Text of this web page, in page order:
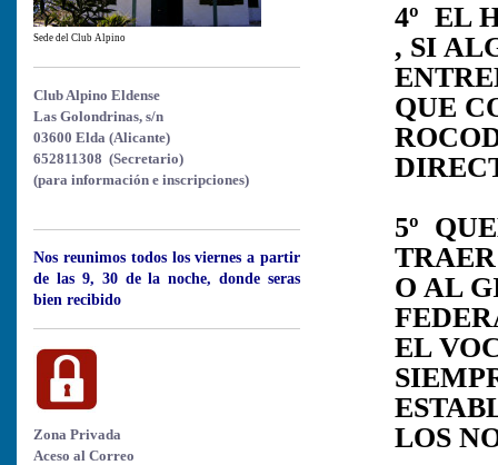
Sede del Club Alpino
Club Alpino Eldense
Las Golondrinas, s/n
03600 Elda (Alicante)
652811308 (Secretario)
(para información e inscripciones)
Nos reunimos todos los viernes a partir
de las 9, 30 de la noche, donde seras
bien recibido
Zona Privada
Aceso al Correo
4º EL
, SI
QUE
5º
O AL
EL
LOS